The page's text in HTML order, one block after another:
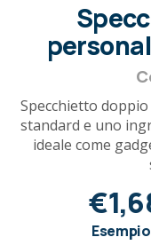
Specchietto
standard e uno
ideale come